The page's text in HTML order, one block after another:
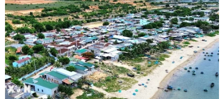
#Trạm thu phí
#Ùn tắc giao thông
#Tết Dương lịch
#Tết Nguyên đán
#Thu phí #Phí BOT
#Nhà đầu tư
#Bến xe
Theo dõi VietnamPlus